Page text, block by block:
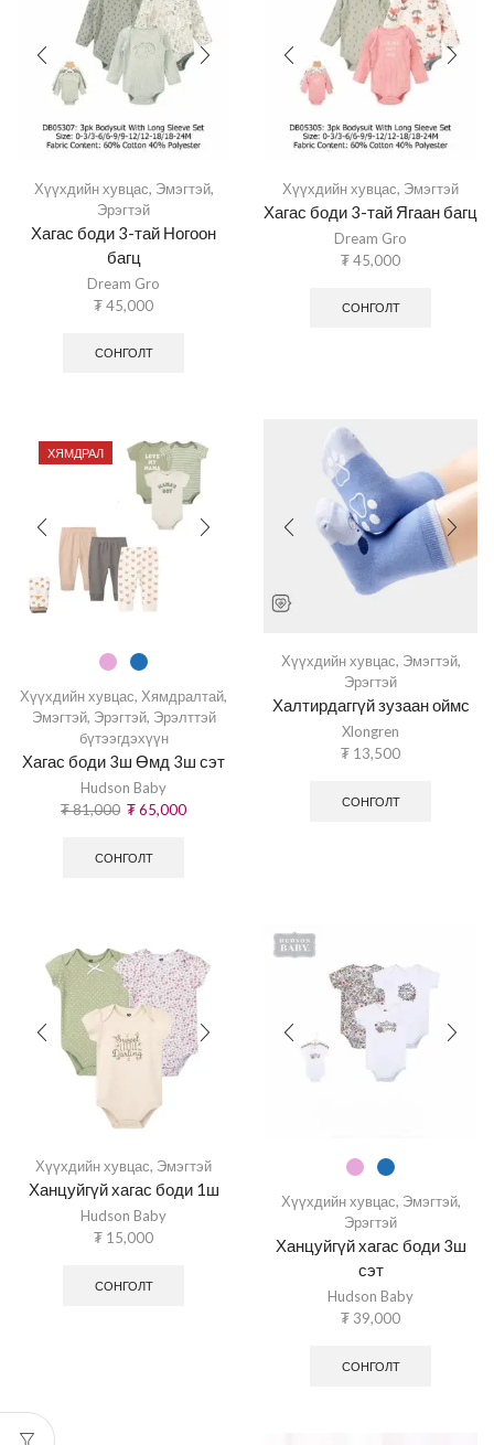
Хүүхдийн хувцас, Эмэгтэй,
Эрэгтэй
Хагас боди 3-тай Ногоон
багц
Dream Gro
₮45,000
СОНГОЛТ
Хүүхдийн хувцас, Эмэгтэй
Хагас боди 3-тай Ягаан багц
Dream Gro
₮45,000
СОНГОЛТ
ХЯМДРАЛ
Хүүхдийн хувцас, Хямдралтай,
Эмэгтэй, Эрэгтэй, Эрэлттэй
бүтээгдэхүүн
Хагас боди 3ш Өмд 3ш сэт
Hudson Baby
₮81,000 ₮65,000
СОНГОЛТ
Хүүхдийн хувцас, Эмэгтэй,
Эрэгтэй
Халтирдаггүй зузаан оймс
Xlongren
₮ 13,500
СОНГОЛТ
Хүүхдийн хувцас, Эмэгтэй
Ханцуйгүй хагас боди 1ш
Hudson Baby
₮ 15,000
СОНГОЛТ
Хүүхдийн хувцас, Эмэгтэй,
Эрэгтэй
Ханцуйгүй хагас боди 3ш
сэт
Hudson Baby
₮ 39,000
СОНГОЛТ